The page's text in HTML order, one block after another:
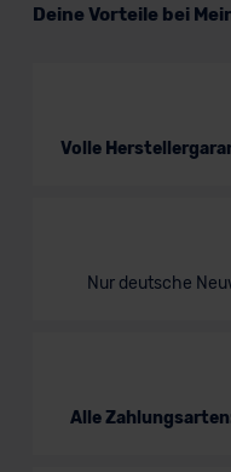
Deine Vorteile bei
Volle
Nur deutsche
Alle